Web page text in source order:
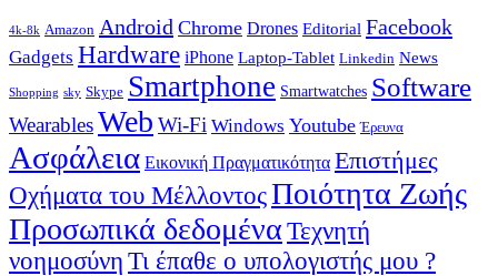
4k-8k Amazon Android Chrome Drones Editorial Facebook
Gadgets Hardware iPhone Laptop-Tablet Linkedin News
Shopping sky Skype Smartphone Smartwatches Software
WearablesWeb Wi-Fi Windows Youtube Έρευνα
Ασφάλεια Εικονική Πραγματικότητα Επιστήμες
Οχήματα του ΜέλλοντοςΠοιότητα Ζωής
Προσωπικά δεδομένα Τεχνητή
νοημοσύνη Τι έπαθε ο υπολογιστής μου ?